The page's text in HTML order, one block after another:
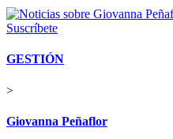
Suscríbete
GESTIÓN
>
Giovanna Peñaflor